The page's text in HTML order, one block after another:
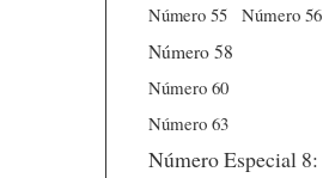
Número 55
Número 56
Número 58
Número 60
Número 63
Número Especial 8: